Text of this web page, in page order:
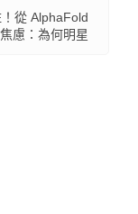
從 AlphaFold
慮：為何明星